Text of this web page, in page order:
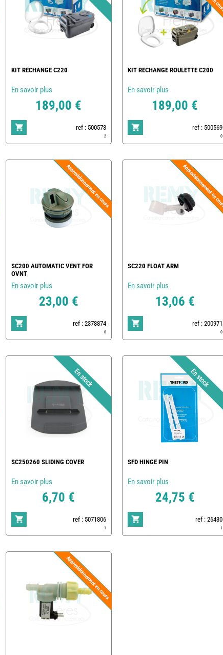
KIT RECHANGE C220
En savoir plus
189,00 €
ref : 500573
2
KIT RECHANGE ROULETTE C200
En savoir plus
189,00 €
ref : 500569
0
SC200 AUTOMATIC VENT FOR
OVNT
En savoir plus
23,00 €
ref : 2378874
0
SC220 FLOAT ARM
En savoir plus
13,06 €
ref : 200971
0
SC250260 SLIDING COVER
En savoir plus
6,70 €
ref : 5071806
1
SFD HINGE PIN
En savoir plus
24,75 €
ref : 26430
1